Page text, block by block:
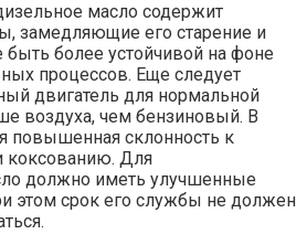
масло содержит
замедляющие его старение и
более устойчивой на фоне
процессов. Еще следует
двигатель для нормальной
воздуха, чем бензиновый. В
повышенная склонность к
коксованию. Для
должно иметь улучшенные
этом срок его службы не должен